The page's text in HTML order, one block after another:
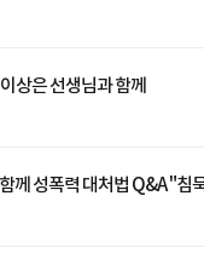
상은 선생님과 함께
께 성폭력 대처법 Q&A "침